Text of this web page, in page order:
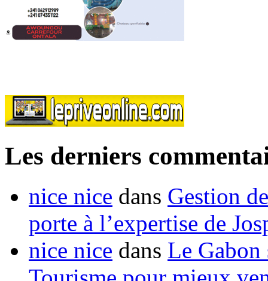
Les derniers
nice nice dans Gestion
porte à l’expertise de
nice nice dans Le Gabon